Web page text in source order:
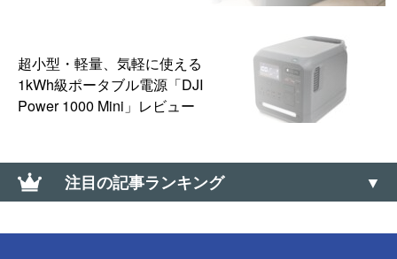
超小型・軽量、気軽に使える
1kWh級ポータブル電源「DJI
Power 1000 Mini」レビュー
注目の記事ランキング